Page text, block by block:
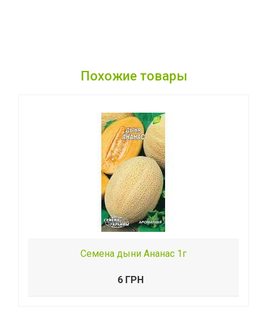
Похожие товары
Семена дыни Ананас 1г
6 ГРН